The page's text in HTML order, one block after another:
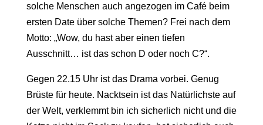
solche Menschen auch angezogen im Café beim
ersten Date über solche Themen? Frei nach dem
Motto: „Wow, du hast aber einen tiefen
Ausschnitt… ist das schon D oder noch C?“.
Gegen 22.15 Uhr ist das Drama vorbei. Genug
Brüste für heute. Nacktsein ist das Natürlichste auf
der Welt, verklemmt bin ich sicherlich nicht und die